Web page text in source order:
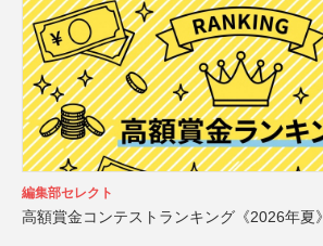
編集部セレクト
高額賞金コンテストランキング《2026年夏》